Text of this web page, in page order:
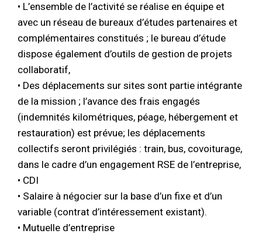
• L’ensemble de l’activité se réalise en équipe et
avec un réseau de bureaux d’études partenaires et
complémentaires constitués ; le bureau d’étude
dispose également d’outils de gestion de projets
collaboratif,
• Des déplacements sur sites sont partie intégrante
de la mission ; l’avance des frais engagés
(indemnités kilométriques, péage, hébergement et
restauration) est prévue; les déplacements
collectifs seront privilégiés : train, bus, covoiturage,
dans le cadre d’un engagement RSE de l’entreprise,
• CDI
• Salaire à négocier sur la base d’un fixe et d’un
variable (contrat d’intéressement existant).
• Mutuelle d’entreprise